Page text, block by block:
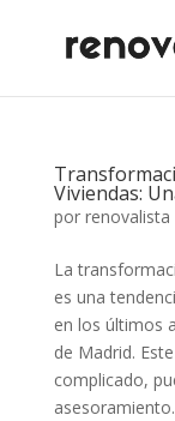
Viviendas:
por renovalista
La
es una
en los últimos
de Madrid.
complicado,